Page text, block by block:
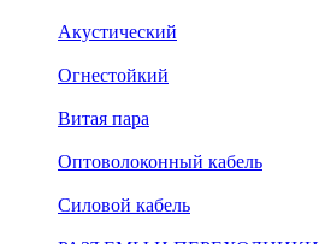
Акустический
Огнестойкий
Витая пара
Оптоволоконный кабель
Силовой кабель